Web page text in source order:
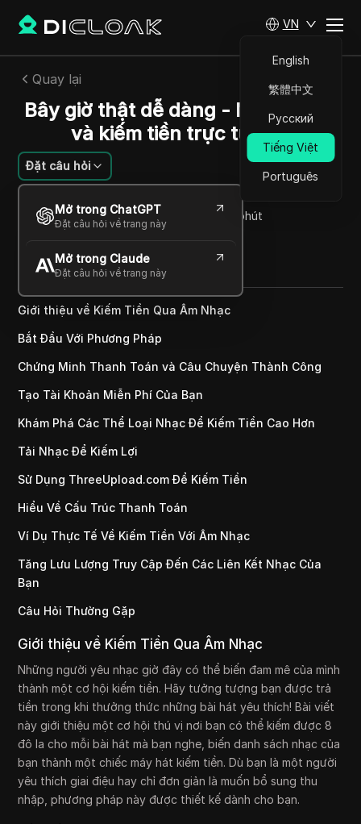
VN
English
繁體中文
Русский
Tiếng Việt
Português
Quay lại
Bây giờ thật dễ dàng - Nghe nhạc
và kiếm tiền trực tuyến.
Đặt câu hỏi
Mở trong ChatGPT
Đặt câu hỏi về trang này
Mở trong Claude
Đặt câu hỏi về trang này
Felipe Moreira
22 Th12 2024 3 Đọc trong giây phút
Copy Link
Giới thiệu về Kiếm Tiền Qua Âm Nhạc
Bắt Đầu Với Phương Pháp
Chứng Minh Thanh Toán và Câu Chuyện Thành Công
Tạo Tài Khoản Miễn Phí Của Bạn
Khám Phá Các Thể Loại Nhạc Để Kiếm Tiền Cao Hơn
Tải Nhạc Để Kiếm Lợi
Sử Dụng ThreeUpload.com Để Kiếm Tiền
Hiểu Về Cấu Trúc Thanh Toán
Ví Dụ Thực Tế Về Kiếm Tiền Với Âm Nhạc
Tăng Lưu Lượng Truy Cập Đến Các Liên Kết Nhạc Của
Bạn
Câu Hỏi Thường Gặp
Giới thiệu về Kiếm Tiền Qua Âm Nhạc
Những người yêu nhạc giờ đây có thể biến đam mê của mình
thành một cơ hội kiếm tiền. Hãy tưởng tượng bạn được trả
tiền trong khi thưởng thức những bài hát yêu thích! Bài viết
này giới thiệu một cơ hội thú vị nơi bạn có thể kiếm được 8
đô la cho mỗi bài hát mà bạn nghe, biến danh sách nhạc của
bạn thành một chiếc máy hát kiếm tiền. Dù bạn là một người
yêu thích giai điệu hay chỉ đơn giản là muốn bổ sung thu
nhập, phương pháp này được thiết kế dành cho bạn.